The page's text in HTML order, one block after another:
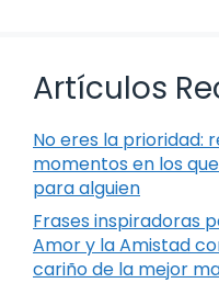
Artículos
No eres la prioridad:
momentos en los
para alguien
Frases inspiradoras
Amor y la Amistad
cariño de la mejor